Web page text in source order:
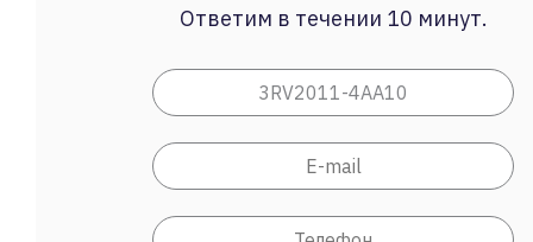
Ответим в течении 10 минут.